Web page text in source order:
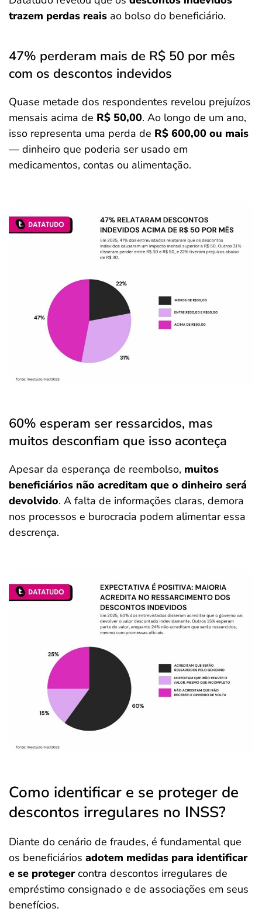
trazem perdas reais ao bolso do beneficiário.
47% perderam mais de R$ 50 por mês
com os descontos indevidos
Quase metade dos respondentes revelou prejuízos
mensais acima de R$ 50,00. Ao longo de um ano,
isso representa uma perda de R$ 600,00 ou mais
— dinheiro que poderia ser usado em
medicamentos, contas ou alimentação.
60% esperam ser ressarcidos, mas
muitos desconfiam que isso aconteça
Apesar da esperança de reembolso, muitos
beneficiários não acreditam que o dinheiro será
devolvido. A falta de informações claras, demora
nos processos e burocracia podem alimentar essa
descrença.
Como identificar e se proteger de
descontos irregulares no INSS?
Diante do cenário de fraudes, é fundamental que
os beneficiários adotem medidas para identificar
e se protegercontra descontos irregulares de
empréstimo consignado e de associações em seus
benefícios.